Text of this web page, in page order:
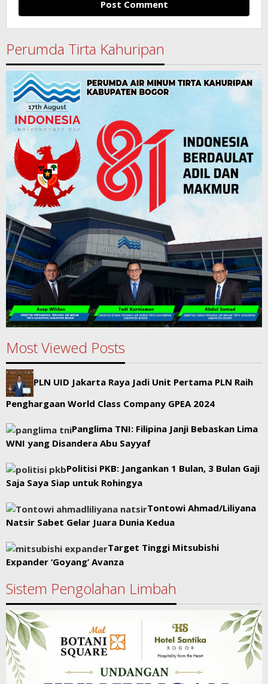
Perumda Tirta Kahuripan
Most Viewed Posts
PLN UID Jakarta Raya Jadi Unit Pertama PLN Raih
Penghargaan World Class Company GPEA 2024
Panglima TNI: Filipina Janji Bebaskan Lima
WNI yang Disandera Abu Sayyaf
Politisi PKB: Jangankan 1 Bulan, 3 Bulan Gaji
Saja Saya Siap untuk Rohingya
Tontowi Ahmad/Liliyana
Natsir Sabet Gelar Juara Dunia Kedua
Target Tinggi Mitsubishi
Expander ‘Goyang’ Avanza
Sistem Pengolahan Limbah